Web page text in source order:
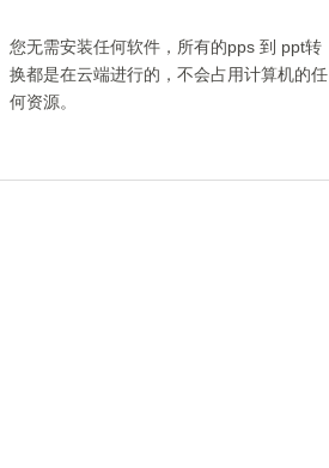
您无需安装任何软件，所有的pps 到 ppt转
换都是在云端进行的，不会占用计算机的任
何资源。